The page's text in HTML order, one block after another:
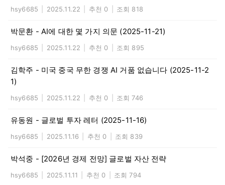
hsy6685 2025.11.22 추천 0 조회 818
박문환 - AI에 대한 몇 가지 의문 (2025-11-21)
hsy6685 2025.11.22 추천 0 조회 895
김학주 - 미국 중국 무한 경쟁 AI 거품 없습니다 (2025-11-2
1)
hsy6685 2025.11.22 추천 0 조회 746
유동원 - 글로벌 투자 레터 (2025-11-16)
hsy6685 2025.11.16 추천 0 조회 839
박석중 - [2026년 경제 전망] 글로벌 자산 전략
hsy6685 2025.11.11 추천 0 조회 794